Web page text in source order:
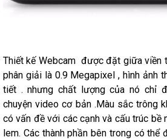
Thiết kế Webcam được đặt giữa viền
phân giải là 0.9 Megapixel , hình ảnh
tiết . nhưng chất lượng của nó chỉ
chuyện video cơ bản .Màu sắc trông
có vấn đề với các cạnh và cấu trúc bề
lem. Các thành phần bên trong có